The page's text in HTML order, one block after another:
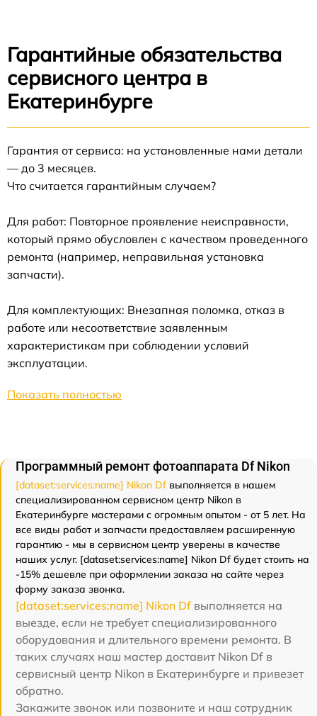
Гарантийные обязательства
сервисного центра в
Екатеринбурге
Гарантия от сервиса: на установленные нами детали
— до 3 месяцев.
Что считается гарантийным случаем?
Для работ: Повторное проявление неисправности,
который прямо обусловлен с качеством проведенного
ремонта (например, неправильная установка
запчасти).
Для комплектующих: Внезапная поломка, отказ в
работе или несоответствие заявленным
характеристикам при соблюдении условий
эксплуатации.
Показать полностью
Программный ремонт фотоаппарата Df Nikon
[dataset:services:name] Nikon Df выполняется в нашем
специализированном сервисном центр Nikon в
Екатеринбурге мастерами с огромным опытом - от 5 лет. На
все виды работ и запчасти предоставляем расширенную
гарантию - мы в сервисном центр уверены в качестве
наших услуг. [dataset:services:name] Nikon Df будет стоить на
-15% дешевле при оформлении заказа на сайте через
форму заказа звонка.
[dataset:services:name] Nikon Df выполняется на
выезде, если не требует специализированного
оборудования и длительного времени ремонта. В
таких случаях наш мастер доставит Nikon Df в
сервисный центр Nikon в Екатеринбурге и привезет
обратно.
Закажите звонок или позвоните и наш сотрудник